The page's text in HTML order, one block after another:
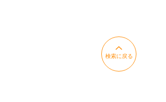
検索に戻る